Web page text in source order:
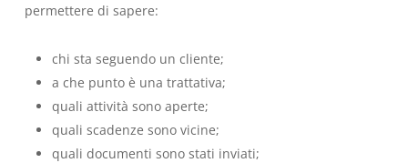
permettere di sapere:
chi sta seguendo un cliente;
a che punto è una trattativa;
quali attività sono aperte;
quali scadenze sono vicine;
quali documenti sono stati inviati;